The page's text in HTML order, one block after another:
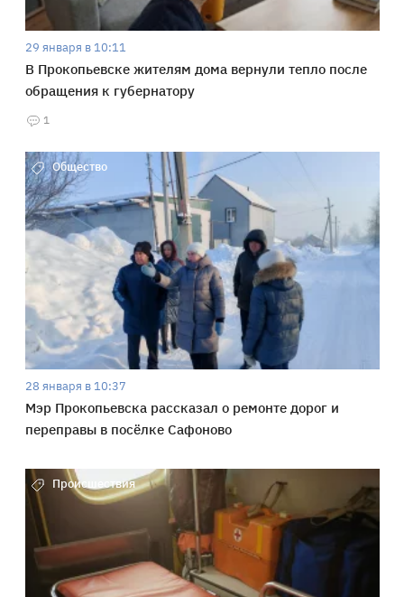
29 января в 10:11
В Прокопьевске жителям дома вернули тепло после
обращения к губернатору
1
Общество
28 января в 10:37
Мэр Прокопьевска рассказал о ремонте дорог и
переправы в посёлке Сафоново
Происшествия